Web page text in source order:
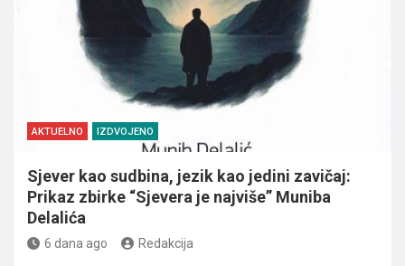
AKTUELNO IZDVOJENO
Sjever kao sudbina, jezik kao jedini zavičaj:
Prikaz zbirke “Sjevera je najviše” Muniba
Delalića
6 dana ago Redakcija